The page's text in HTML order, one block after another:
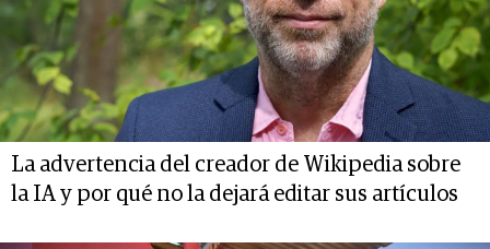
La advertencia del creador de Wikipedia sobre
la IA y por qué no la dejará editar sus artículos